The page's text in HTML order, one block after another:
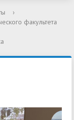
›
факультета